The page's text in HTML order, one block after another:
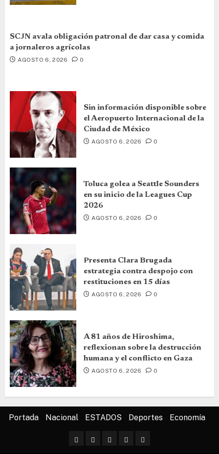
SCJN avala obligación patronal de dar casa y comida
a jornaleros agrícolas
AGOSTO 6, 2026 0
Sin información disponible sobre
el Aeropuerto Internacional de la
Ciudad de México
AGOSTO 6, 2026 0
Toluca golea a Seattle Sounders
en su inicio de la Leagues Cup
2026
AGOSTO 6, 2026 0
Presenta Clara Brugada
estrategia contra despojo con
restituciones en 15 días
AGOSTO 6, 2026 0
A 81 años de Hiroshima,
reflexionan sobre la destrucción
humana y el conflicto en Gaza
AGOSTO 6, 2026 0
Portada Nacional ESTADOS Deportes Economía